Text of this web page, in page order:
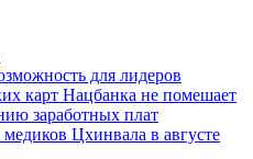
для лидеров
карт Нацбанка не помешает
заработных плат
Цхинвала в августе